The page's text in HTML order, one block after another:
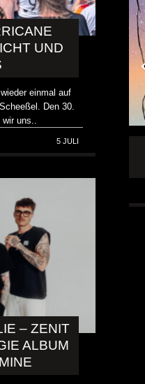
UND
einmal auf
Den 30.
wir uns..
5 JULI
– ZENIT
ALBUM